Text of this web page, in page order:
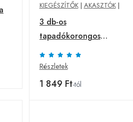
KIEGÉSZÍTŐK| AKASZTÓK|
3 db-os
tapadókorongos
akasztó szett -
Metaltex
Részletek
1 849 Ft-tól